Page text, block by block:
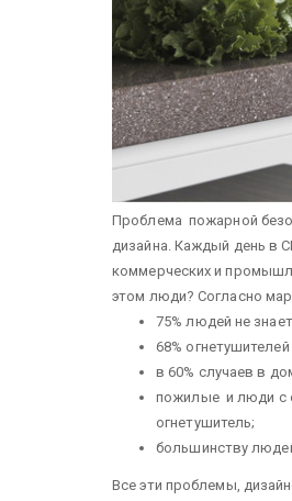
Проблема пожарной
дизайна. Каждый день в
коммерческих и
этом люди? Согласно
75% людей не
68%
в 60% случаев в
пожилые и люди с
огнетушитель;
большинству
Все эти проблемы,